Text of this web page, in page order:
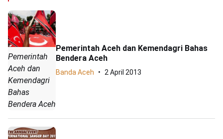
Pemerintah
Aceh dan
Kemendagri
Bahas
Bendera Aceh
Pemerintah Aceh dan Kemendagri Bahas
Bendera Aceh
Banda Aceh 2 April 2013